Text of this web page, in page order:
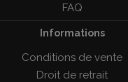
FAQ
Informations
Conditions de vente
Droit de retrait